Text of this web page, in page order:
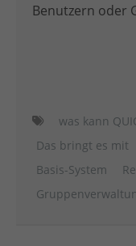
Benutzern oder
was kann
Das bringt es mit
Basis-System